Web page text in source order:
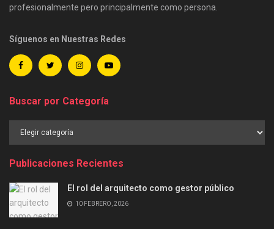
profesionalmente pero principalmente como persona.
Síguenos en Nuestras Redes
Buscar por Categoría
Buscar
Publicaciones Recientes
El rol del arquitecto como gestor público
10 FEBRERO, 2026